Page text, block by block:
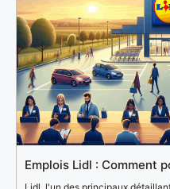
Emplois Lidl : Comment